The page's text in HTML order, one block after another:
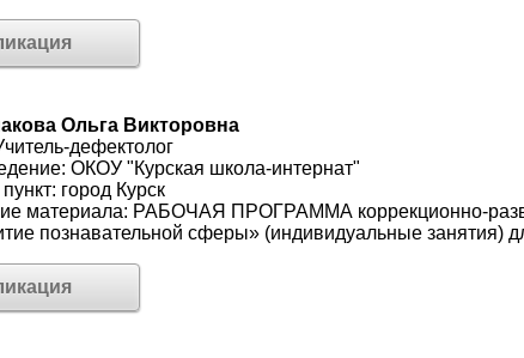
Ольга Викторовна
дефектолог
ОКОУ "Курская школа-интернат"
город Курск
материала: РАБОЧАЯ ПРОГРАММА коррекционно-
познавательной сферы» (индивидуальные занятия)